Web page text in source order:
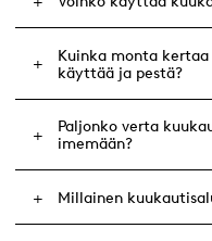
Kuinka monta
käyttää ja pestä?
Paljonko verta
imemään?
Millainen